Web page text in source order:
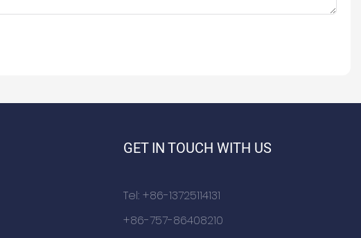
GET IN TOUCH WITH US
Tel: +86-13725114131
+86-757-86408210